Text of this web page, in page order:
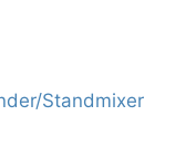
Standmixer